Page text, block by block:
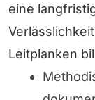
eine
Leitplanken